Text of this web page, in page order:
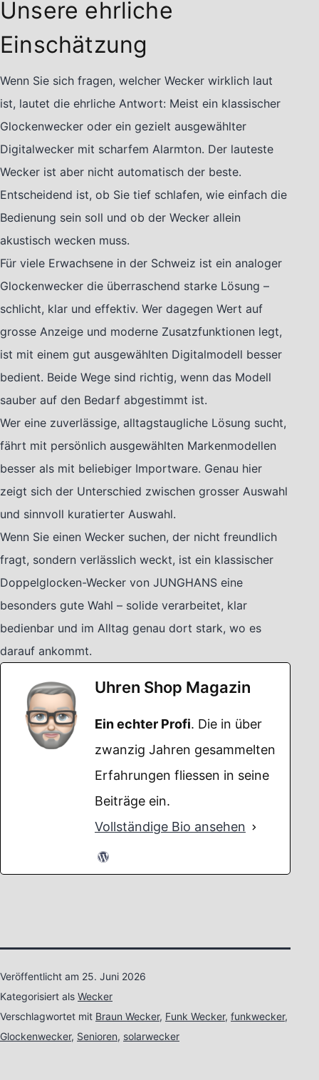
Unsere ehrliche
Einschätzung
Wenn Sie sich fragen, welcher Wecker wirklich laut
ist, lautet die ehrliche Antwort: Meist ein klassischer
Glockenwecker oder ein gezielt ausgewählter
Digitalwecker mit scharfem Alarmton. Der lauteste
Wecker ist aber nicht automatisch der beste.
Entscheidend ist, ob Sie tief schlafen, wie einfach die
Bedienung sein soll und ob der Wecker allein
akustisch wecken muss.
Für viele Erwachsene in der Schweiz ist ein analoger
Glockenwecker die überraschend starke Lösung –
schlicht, klar und effektiv. Wer dagegen Wert auf
grosse Anzeige und moderne Zusatzfunktionen legt,
ist mit einem gut ausgewählten Digitalmodell besser
bedient. Beide Wege sind richtig, wenn das Modell
sauber auf den Bedarf abgestimmt ist.
Wer eine zuverlässige, alltagstaugliche Lösung sucht,
fährt mit persönlich ausgewählten Markenmodellen
besser als mit beliebiger Importware. Genau hier
zeigt sich der Unterschied zwischen grosser Auswahl
und sinnvoll kuratierter Auswahl.
Wenn Sie einen Wecker suchen, der nicht freundlich
fragt, sondern verlässlich weckt, ist ein klassischer
Doppelglocken-Wecker von JUNGHANS eine
besonders gute Wahl – solide verarbeitet, klar
bedienbar und im Alltag genau dort stark, wo es
darauf ankommt.
Uhren Shop Magazin
Ein echter Profi. Die in über
zwanzig Jahren gesammelten
Erfahrungen fliessen in seine
Beiträge ein.
Vollständige Bio ansehen
Veröffentlicht am 25. Juni 2026
Kategorisiert als Wecker
Verschlagwortet mit Braun Wecker, Funk Wecker, funkwecker,
Glockenwecker, Senioren, solarwecker